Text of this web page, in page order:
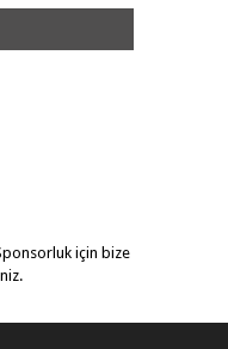
için bize